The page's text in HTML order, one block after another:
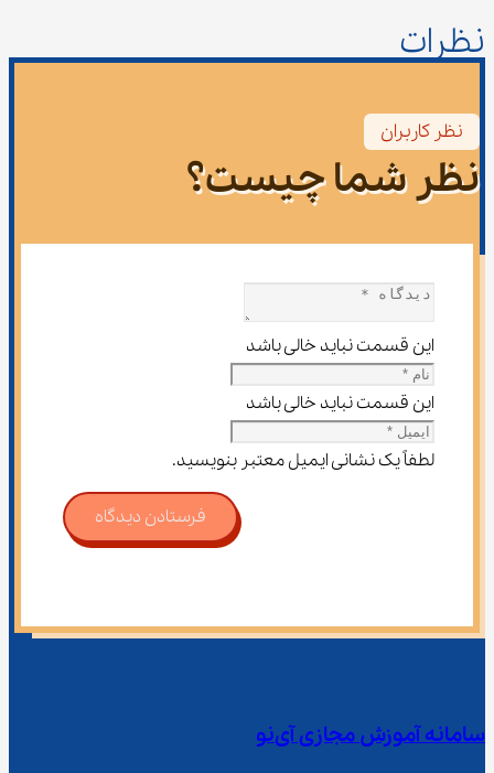
نظرات
نظر کاربران
نظر شما چیست؟
این قسمت نباید خالی باشد
این قسمت نباید خالی باشد
لطفاً یک نشانی ایمیل معتبر بنویسید.
فرستادن دیدگاه
سامانه آموزش مجازی آی‌نو